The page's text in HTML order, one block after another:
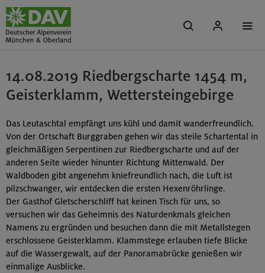
14.08.2019 Riedbergscharte 1454 m,
Geisterklamm, Wettersteingebirge
Das Leutaschtal empfängt uns kühl und damit wanderfreundlich.
Von der Ortschaft Burggraben gehen wir das steile Schartental in
gleichmäßigen Serpentinen zur Riedbergscharte und auf der
anderen Seite wieder hinunter Richtung Mittenwald. Der
Waldboden gibt angenehm kniefreundlich nach, die Luft ist
pilzschwanger, wir entdecken die ersten Hexenröhrlinge.
Der Gasthof Gletscherschliff hat keinen Tisch für uns, so
versuchen wir das Geheimnis des Naturdenkmals gleichen
Namens zu ergründen und besuchen dann die mit Metallstegen
erschlossene Geisterklamm. Klammstege erlauben tiefe Blicke
auf die Wassergewalt, auf der Panoramabrücke genießen wir
einmalige Ausblicke.